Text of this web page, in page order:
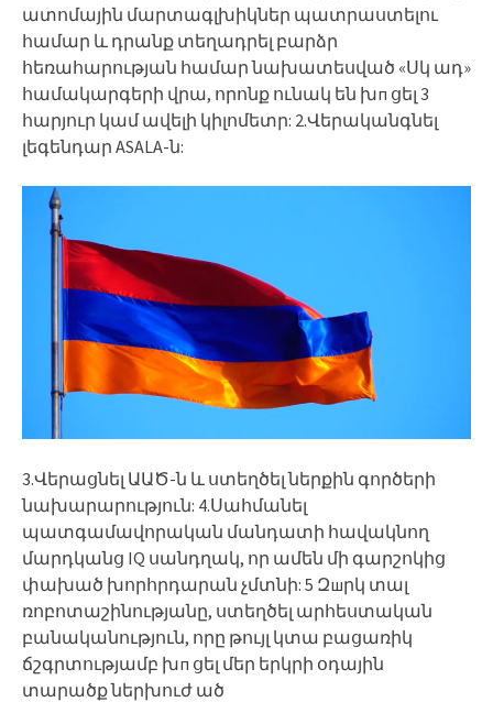
ատոմային մարտագլխիկներ պատրաստելու
համար և դրանք տեղադրել բարձր
հեռահարության համար նախատեսված «Սկ ադ»
համակարգերի վրա, որոնք ունակ են խп ցել 3
հարյուր կամ ավելի կիլոմետր: 2.Վերականգնել
լեգենդար ASALA-ն:
3.Վերացնել ԱԱԾ-ն և ստեղծել ներքին գործերի
նախարարություն: 4.Սահմանել
պատգամավորական մանդատի հավակնող
մարդկանց IQ սանդղակ, որ ամեն մի գարշոկից
փախած խորհրդարան չմտնի: 5 Զшրկ տալ
ռոբոտաշինությանը, ստեղծել արհեստական
բանականություն, որը թույլ կտա բացառիկ
ճշգրտությամբ խп ցել մեր երկրի օդային
տարածք ներխուժ ած